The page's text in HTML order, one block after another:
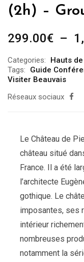
(2h) –
299.00€ –
Categories: Hauts
Tags:
Guide
Visiter Beauvais
Réseaux sociaux
Le Château de
château situé
France. Il a été
l’architecte
gothique. Le
imposantes, ses
intérieur
nombreuses
notamment la